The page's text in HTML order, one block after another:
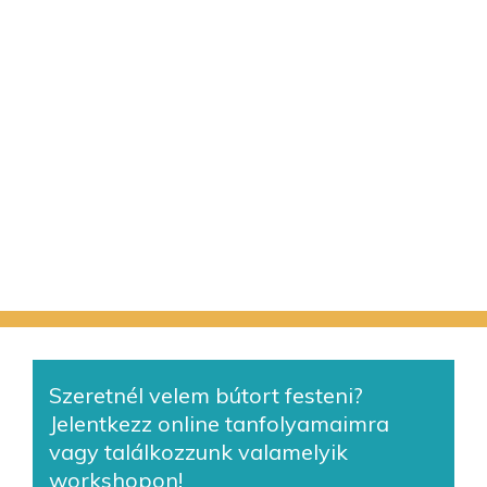
Szeretnél velem bútort festeni?
Jelentkezz online tanfolyamaimra
vagy találkozzunk valamelyik
workshopon!